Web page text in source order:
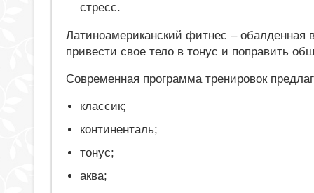
стресс.
Латиноамериканский фитнес –
привести свое тело в тонус и поправить
Современная программа тренировок
классик;
континенталь;
тонус;
аква;